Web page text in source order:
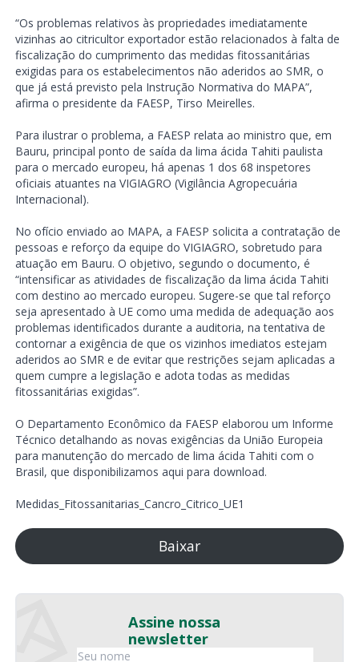
“Os problemas relativos às propriedades imediatamente
vizinhas ao citricultor exportador estão relacionados à falta de
fiscalização do cumprimento das medidas fitossanitárias
exigidas para os estabelecimentos não aderidos ao SMR, o
que já está previsto pela Instrução Normativa do MAPA”,
afirma o presidente da FAESP, Tirso Meirelles.
Para ilustrar o problema, a FAESP relata ao ministro que, em
Bauru, principal ponto de saída da lima ácida Tahiti paulista
para o mercado europeu, há apenas 1 dos 68 inspetores
oficiais atuantes na VIGIAGRO (Vigilância Agropecuária
Internacional).
No ofício enviado ao MAPA, a FAESP solicita a contratação de
pessoas e reforço da equipe do VIGIAGRO, sobretudo para
atuação em Bauru. O objetivo, segundo o documento, é
“intensificar as atividades de fiscalização da lima ácida Tahiti
com destino ao mercado europeu. Sugere-se que tal reforço
seja apresentado à UE como uma medida de adequação aos
problemas identificados durante a auditoria, na tentativa de
contornar a exigência de que os vizinhos imediatos estejam
aderidos ao SMR e de evitar que restrições sejam aplicadas a
quem cumpre a legislação e adota todas as medidas
fitossanitárias exigidas”.
O Departamento Econômico da FAESP elaborou um Informe
Técnico detalhando as novas exigências da União Europeia
para manutenção do mercado de lima ácida Tahiti com o
Brasil, que disponibilizamos aqui para download.
Medidas_Fitossanitarias_Cancro_Citrico_UE1
Baixar
Assine nossa
newsletter